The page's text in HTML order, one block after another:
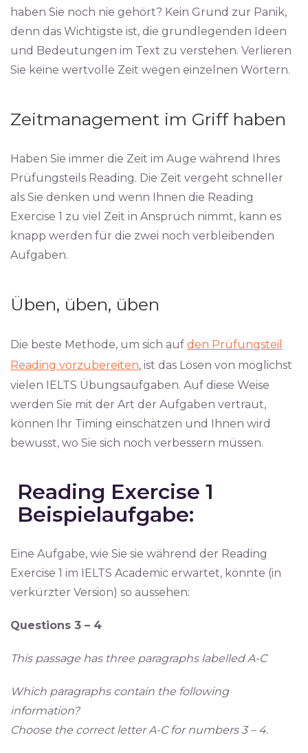
haben Sie noch nie gehört? Kein Grund zur Panik,
denn das Wichtigste ist, die grundlegenden Ideen
und Bedeutungen im Text zu verstehen. Verlieren
Sie keine wertvolle Zeit wegen einzelnen Wörtern.
Zeitmanagement im Griff haben
Haben Sie immer die Zeit im Auge während Ihres
Prüfungsteils Reading. Die Zeit vergeht schneller
als Sie denken und wenn Ihnen die Reading
Exercise 1 zu viel Zeit in Anspruch nimmt, kann es
knapp werden für die zwei noch verbleibenden
Aufgaben.
Üben, üben, üben
Die beste Methode, um sich auf den Prüfungsteil
Reading vorzubereiten, ist das Lösen von möglichst
vielen IELTS Übungsaufgaben. Auf diese Weise
werden Sie mit der Art der Aufgaben vertraut,
können Ihr Timing einschätzen und Ihnen wird
bewusst, wo Sie sich noch verbessern müssen.
Reading Exercise 1
Beispielaufgabe:
Eine Aufgabe, wie Sie sie während der Reading
Exercise 1 im IELTS Academic erwartet, könnte (in
verkürzter Version) so aussehen:
Questions 3 – 4
This passage has three paragraphs labelled A-C
Which paragraphs contain the following
information?
Choose the correct letter A-C for numbers 3 – 4.